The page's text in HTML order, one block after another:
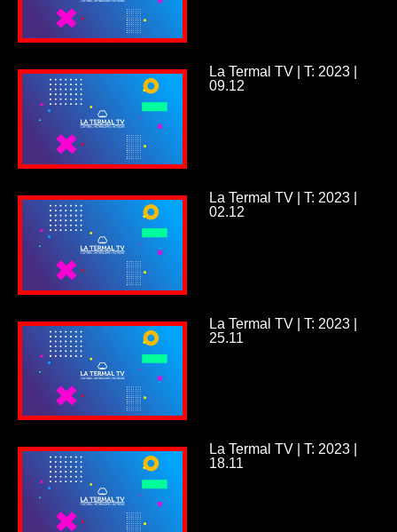
La Termal TV | T: 2023 |
09.12
La Termal TV | T: 2023 |
02.12
La Termal TV | T: 2023 |
25.11
La Termal TV | T: 2023 |
18.11